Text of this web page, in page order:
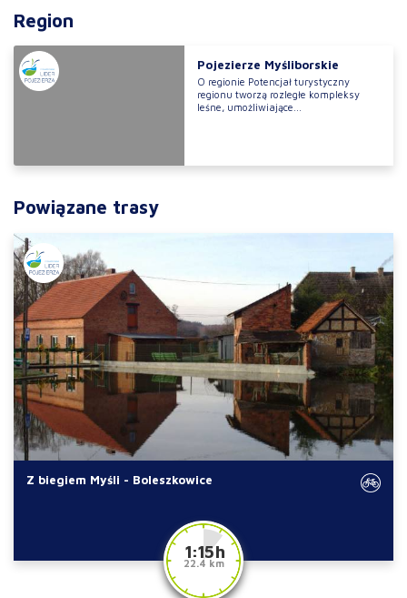
Region
Pojezierze Myśliborskie
O regionie Potencjał turystyczny
regionu tworzą rozległe kompleksy
leśne, umożliwiające...
Powiązane trasy
Z biegiem Myśli - Boleszkowice
1:15 h
22.4 km